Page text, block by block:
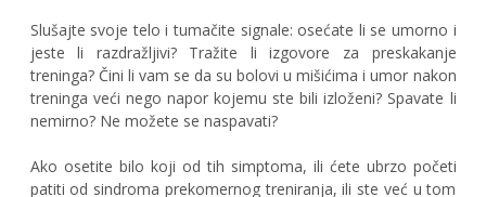
Slušajte svoje telo i tumačite signale: osećate li se umorno i
jeste li razdražljivi? Tražite li izgovore za preskakanje
treninga? Čini li vam se da su bolovi u mišićima i umor nakon
treninga veći nego napor kojemu ste bili izloženi? Spavate li
nemirno? Ne možete se naspavati?
Ako osetite bilo koji od tih simptoma, ili ćete ubrzo početi
patiti od sindroma prekomernog treniranja, ili ste već u tom